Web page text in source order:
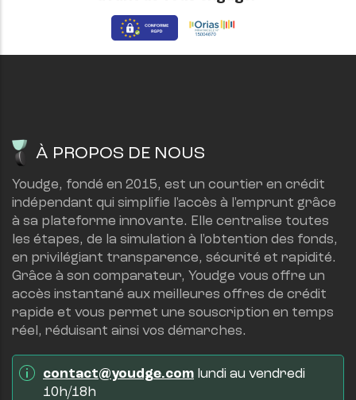
À PROPOS DE NOUS
Youdge, fondé en 2015, est un courtier en crédit
indépendant qui simplifie l'accès à l'emprunt grâce
à sa plateforme innovante. Elle centralise toutes
les étapes, de la simulation à l'obtention des fonds,
en privilégiant transparence, sécurité et rapidité.
Grâce à son comparateur, Youdge vous offre un
accès instantané aux meilleures offres de crédit
rapide et vous permet une souscription en temps
réel, réduisant ainsi vos démarches.
contact@youdge.com lundi au vendredi
10h/18h